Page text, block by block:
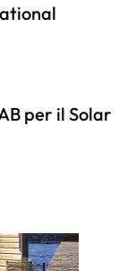
per il Solar